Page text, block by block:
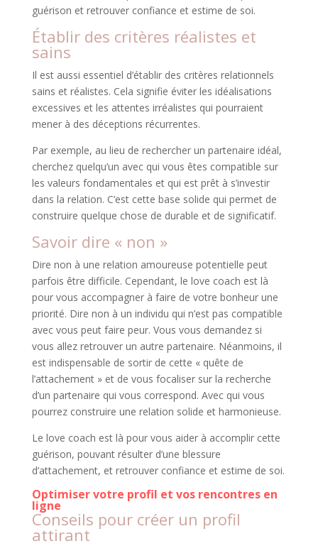
guérison et retrouver confiance et estime de soi.
Établir des critères réalistes et
sains
Il est aussi essentiel d’établir des critères relationnels
sains et réalistes. Cela signifie éviter les idéalisations
excessives et les attentes irréalistes qui pourraient
mener à des déceptions récurrentes.
Par exemple, au lieu de rechercher un partenaire idéal,
cherchez quelqu’un avec qui vous êtes compatible sur
les valeurs fondamentales et qui est prêt à s’investir
dans la relation. C’est cette base solide qui permet de
construire quelque chose de durable et de significatif.
Savoir dire « non »
Dire non à une relation amoureuse potentielle peut
parfois être difficile. Cependant, le love coach est là
pour vous accompagner à faire de votre bonheur une
priorité. Dire non à un individu qui n’est pas compatible
avec vous peut faire peur. Vous vous demandez si
vous allez retrouver un autre partenaire. Néanmoins, il
est indispensable de sortir de cette « quête de
l’attachement » et de vous focaliser sur la recherche
d’un partenaire qui vous correspond. Avec qui vous
pourrez construire une relation solide et harmonieuse.
Le love coach est là pour vous aider à accomplir cette
guérison, pouvant résulter d’une blessure
d’attachement, et retrouver confiance et estime de soi.
Optimiser votre profil et vos rencontres en
ligne
Conseils pour créer un profil
attirant